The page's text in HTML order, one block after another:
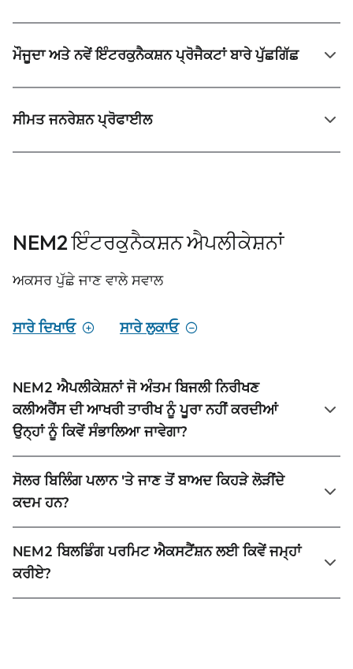
ਮੌਜੂਦਾ ਅਤੇ ਨਵੇਂ ਇੰਟਰਕੁਨੈਕਸ਼ਨ ਪ੍ਰੋਜੈਕਟਾਂ ਬਾਰੇ ਪੁੱਛਗਿੱਛ
ਸੀਮਤ ਜਨਰੇਸ਼ਨ ਪ੍ਰੋਫਾਈਲ
NEM2 ਇੰਟਰਕੁਨੈਕਸ਼ਨ ਐਪਲੀਕੇਸ਼ਨਾਂ
ਅਕਸਰ ਪੁੱਛੇ ਜਾਣ ਵਾਲੇ ਸਵਾਲ
ਸਾਰੇ ਦਿਖਾਓ ਸਾਰੇ ਲੁਕਾਓ
NEM2 ਐਪਲੀਕੇਸ਼ਨਾਂ ਜੋ ਅੰਤਮ ਬਿਜਲੀ ਨਿਰੀਖਣ
ਕਲੀਅਰੈਂਸ ਦੀ ਆਖਰੀ ਤਾਰੀਖ ਨੂੰ ਪੂਰਾ ਨਹੀਂ ਕਰਦੀਆਂ
ਉਨ੍ਹਾਂ ਨੂੰ ਕਿਵੇਂ ਸੰਭਾਲਿਆ ਜਾਵੇਗਾ?
ਸੋਲਰ ਬਿਲਿੰਗ ਪਲਾਨ 'ਤੇ ਜਾਣ ਤੋਂ ਬਾਅਦ ਕਿਹੜੇ ਲੋੜੀਂਦੇ
ਕਦਮ ਹਨ?
NEM2 ਬਿਲਡਿੰਗ ਪਰਮਿਟ ਐਕਸਟੈਂਸ਼ਨ ਲਈ ਕਿਵੇਂ ਜਮ੍ਹਾਂ
ਕਰੀਏ?